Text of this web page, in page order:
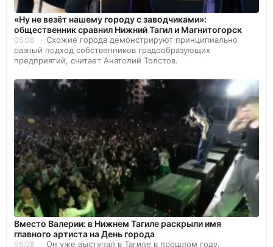
«Ну не везёт нашему городу с заводчиками»:
общественник сравнил Нижний Тагил и Магнитогорск
05.08
Схожие города демонстрируют принципиально
разный подход собственников градообразующих
предприятий, считает Анатолий Толстов.
Вместо Валерии: в Нижнем Тагиле раскрыли имя
главного артиста на День города
05.08 Он уже выступал в Тагиле в прошлом году.